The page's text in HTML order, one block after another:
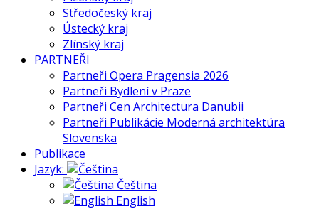
Středočeský kraj
Ústecký kraj
Zlínský kraj
PARTNEŘI
Partneři Opera Pragensia 2026
Partneři Bydlení v Praze
Partneři Cen Architectura Danubii
Partneři Publikácie Moderná architektúra
Slovenska
Publikace
Jazyk:
Čeština
English